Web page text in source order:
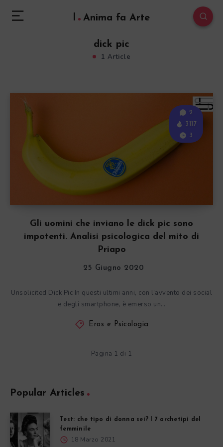
l Anima fa Arte
dick pic
1 Article
Gli uomini che inviano le dick pic sono
impotenti. Analisi psicologica del mito di
Priapo
2
3117
3
25 Giugno 2020
Unsolicited Dick Pic In questi ultimi anni, con l’avvento dei social
e degli smartphone, è emerso un…
Eros e Psicologia
Pagina 1 di 1
Popular Articles
Test: che tipo di donna sei? I 7 archetipi del
femminile
18 Marzo 2021